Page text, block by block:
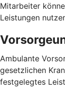
Mitarbeiter
Leistungen
Ambulante
gesetzlichen
festgelegtes